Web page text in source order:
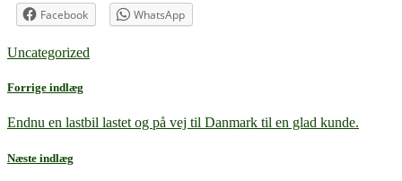
Facebook WhatsApp
Uncategorized
Forrige indlæg
Endnu en lastbil lastet og på vej til Danmark til en glad kunde.
Næste indlæg